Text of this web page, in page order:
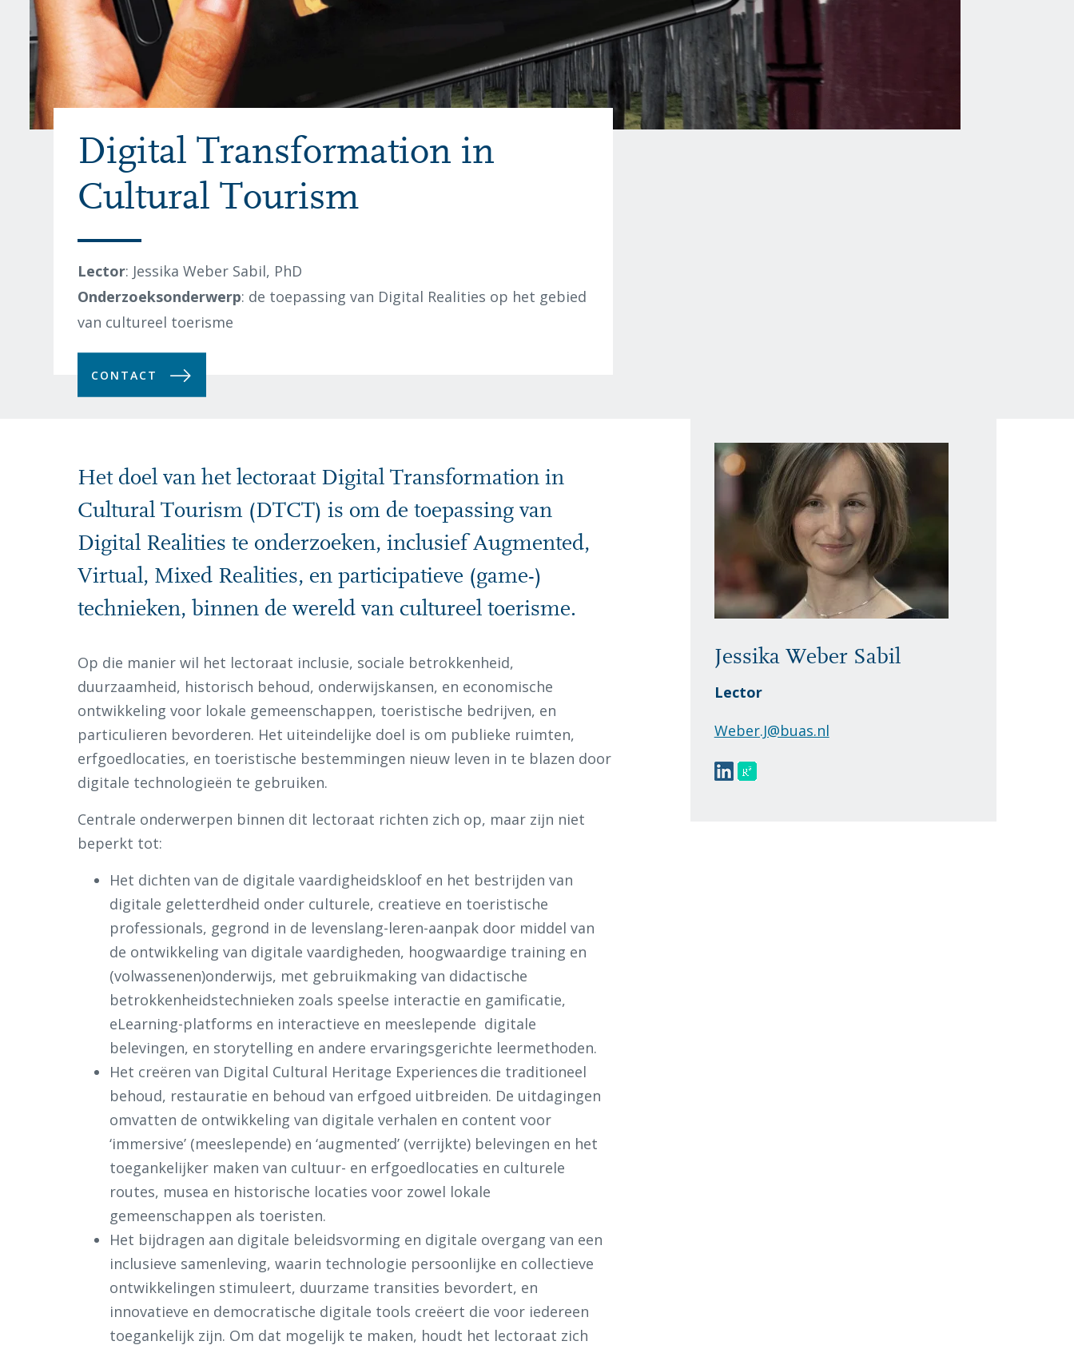
Digital Transformation in
Cultural Tourism
Lector: Jessika Weber Sabil, PhD
Onderzoeksonderwerp: de toepassing van Digital Realities op het gebied
van cultureel toerisme
CONTACT
Het doel van het lectoraat Digital Transformation in
Cultural Tourism (DTCT) is om de toepassing van
Digital Realities te onderzoeken, inclusief Augmented,
Virtual, Mixed Realities, en participatieve (game-)
technieken, binnen de wereld van cultureel toerisme.
Op die manier wil het lectoraat inclusie, sociale betrokkenheid,
duurzaamheid, historisch behoud, onderwijskansen, en economische
ontwikkeling voor lokale gemeenschappen, toeristische bedrijven, en
particulieren bevorderen. Het uiteindelijke doel is om publieke ruimten,
erfgoedlocaties, en toeristische bestemmingen nieuw leven in te blazen door
digitale technologieën te gebruiken.
Centrale onderwerpen binnen dit lectoraat richten zich op, maar zijn niet
beperkt tot:
Het dichten van de digitale vaardigheidskloof en het bestrijden van
digitale geletterdheid onder culturele, creatieve en toeristische
professionals, gegrond in de levenslang-leren-aanpak door middel van
de ontwikkeling van digitale vaardigheden, hoogwaardige training en
(volwassenen)onderwijs, met gebruikmaking van didactische
betrokkenheidstechnieken zoals speelse interactie en gamificatie,
eLearning-platforms en interactieve en meeslepende digitale
belevingen, en storytelling en andere ervaringsgerichte leermethoden.
Het creëren van Digital Cultural Heritage Experiences die traditioneel
behoud, restauratie en behoud van erfgoed uitbreiden. De uitdagingen
omvatten de ontwikkeling van digitale verhalen en content voor
‘immersive’ (meeslepende) en ‘augmented’ (verrijkte) belevingen en het
toegankelijker maken van cultuur- en erfgoedlocaties en culturele
routes, musea en historische locaties voor zowel lokale
gemeenschappen als toeristen.
Het bijdragen aan digitale beleidsvorming en digitale overgang van een
inclusieve samenleving, waarin technologie persoonlijke en collectieve
ontwikkelingen stimuleert, duurzame transities bevordert, en
innovatieve en democratische digitale tools creëert die voor iedereen
toegankelijk zijn. Om dat mogelijk te maken, houdt het lectoraat zich
Jessika Weber Sabil
Lector
Weber.J@buas.nl